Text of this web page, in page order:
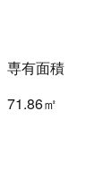
専有面積
71.86㎡